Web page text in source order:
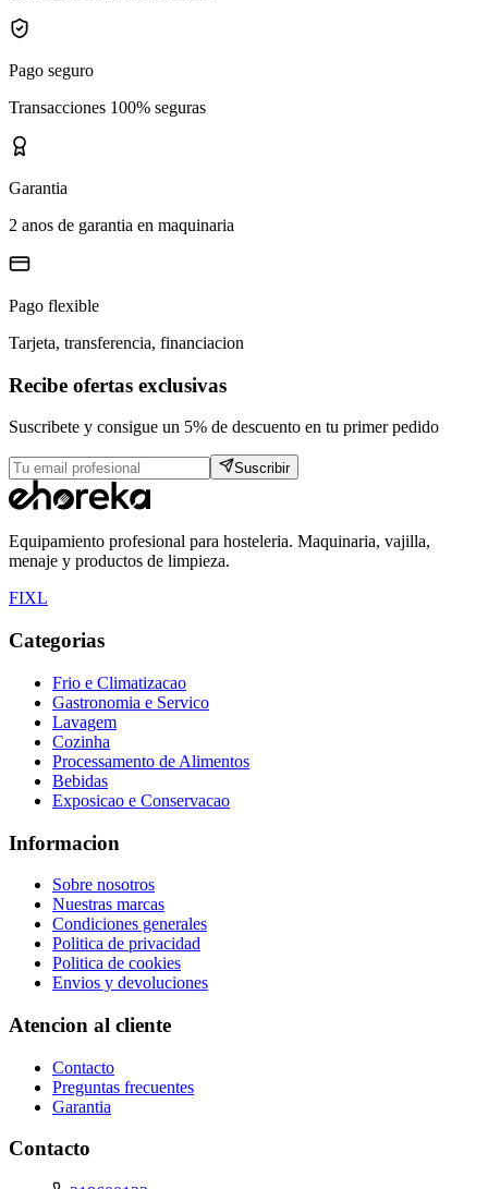
Pago seguro
Transacciones 100% seguras
Garantia
2 anos de garantia en maquinaria
Pago flexible
Tarjeta, transferencia, financiacion
Recibe ofertas exclusivas
Suscribete y consigue un 5% de descuento en tu primer pedido
Suscribir
Equipamiento profesional para hosteleria. Maquinaria, vajilla,
menaje y productos de limpieza.
FIXL
Categorias
Frio e Climatizacao
Gastronomia e Servico
Lavagem
Cozinha
Processamento de Alimentos
Bebidas
Exposicao e Conservacao
Informacion
Sobre nosotros
Nuestras marcas
Condiciones generales
Politica de privacidad
Politica de cookies
Envios y devoluciones
Atencion al cliente
Contacto
Preguntas frecuentes
Garantia
Contacto